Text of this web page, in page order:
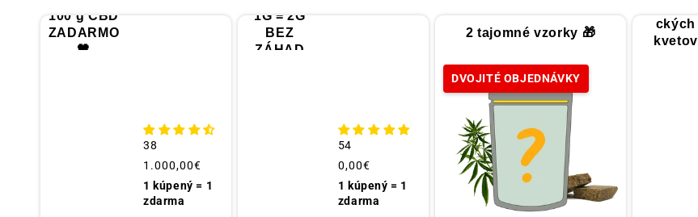
l100 g CBD
ZADARMO
🖤
38
Obvyklá
cena
1.000,00€
1 kúpený = 1
zdarma
1G = 2G
BEZ
ZÁHAD
54
Obvyklá
cena
0,00€
1 kúpený = 1
zdarma
2 tajomné vzorky 🎁
DVOJITÉ OBJEDNÁVKY
ckých
kvetov